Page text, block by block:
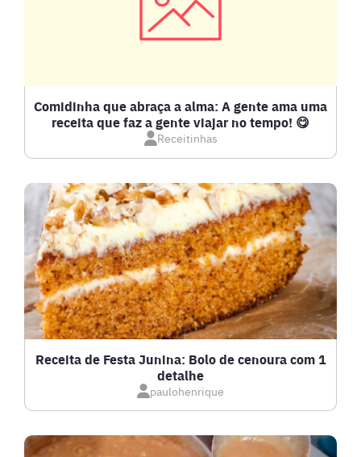
Comidinha que abraça a alma: A gente ama uma
receita que faz a gente viajar no tempo! 😋
Receitinhas
Receita de Festa Junina: Bolo de cenoura com 1
detalhe
paulohenrique